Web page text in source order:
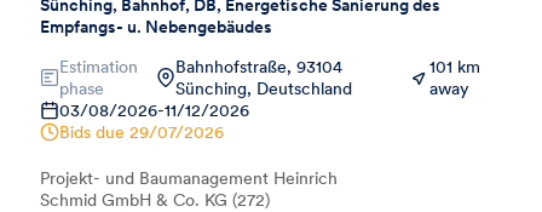
Empfangs- u. Nebengebäudes
Estimation
phase
Bahnhofstraße, 93104
Sünching, Deutschland
101 km
away
03/08/2026-11/12/2026
Bids due 29/07/2026
Projekt- und Baumanagement Heinrich
Schmid GmbH & Co. KG (272)